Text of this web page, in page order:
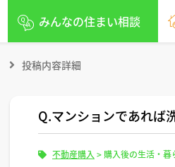
みんなの住まい相談
投稿内容詳細
Q.マンションであれば
不動産購入 > 購入後の生活・暮